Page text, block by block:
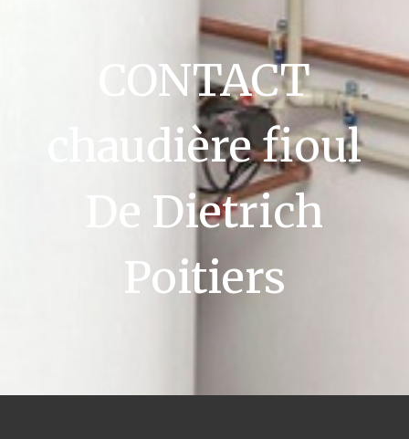
CONTACT
chaudière fioul
De Dietrich
Poitiers